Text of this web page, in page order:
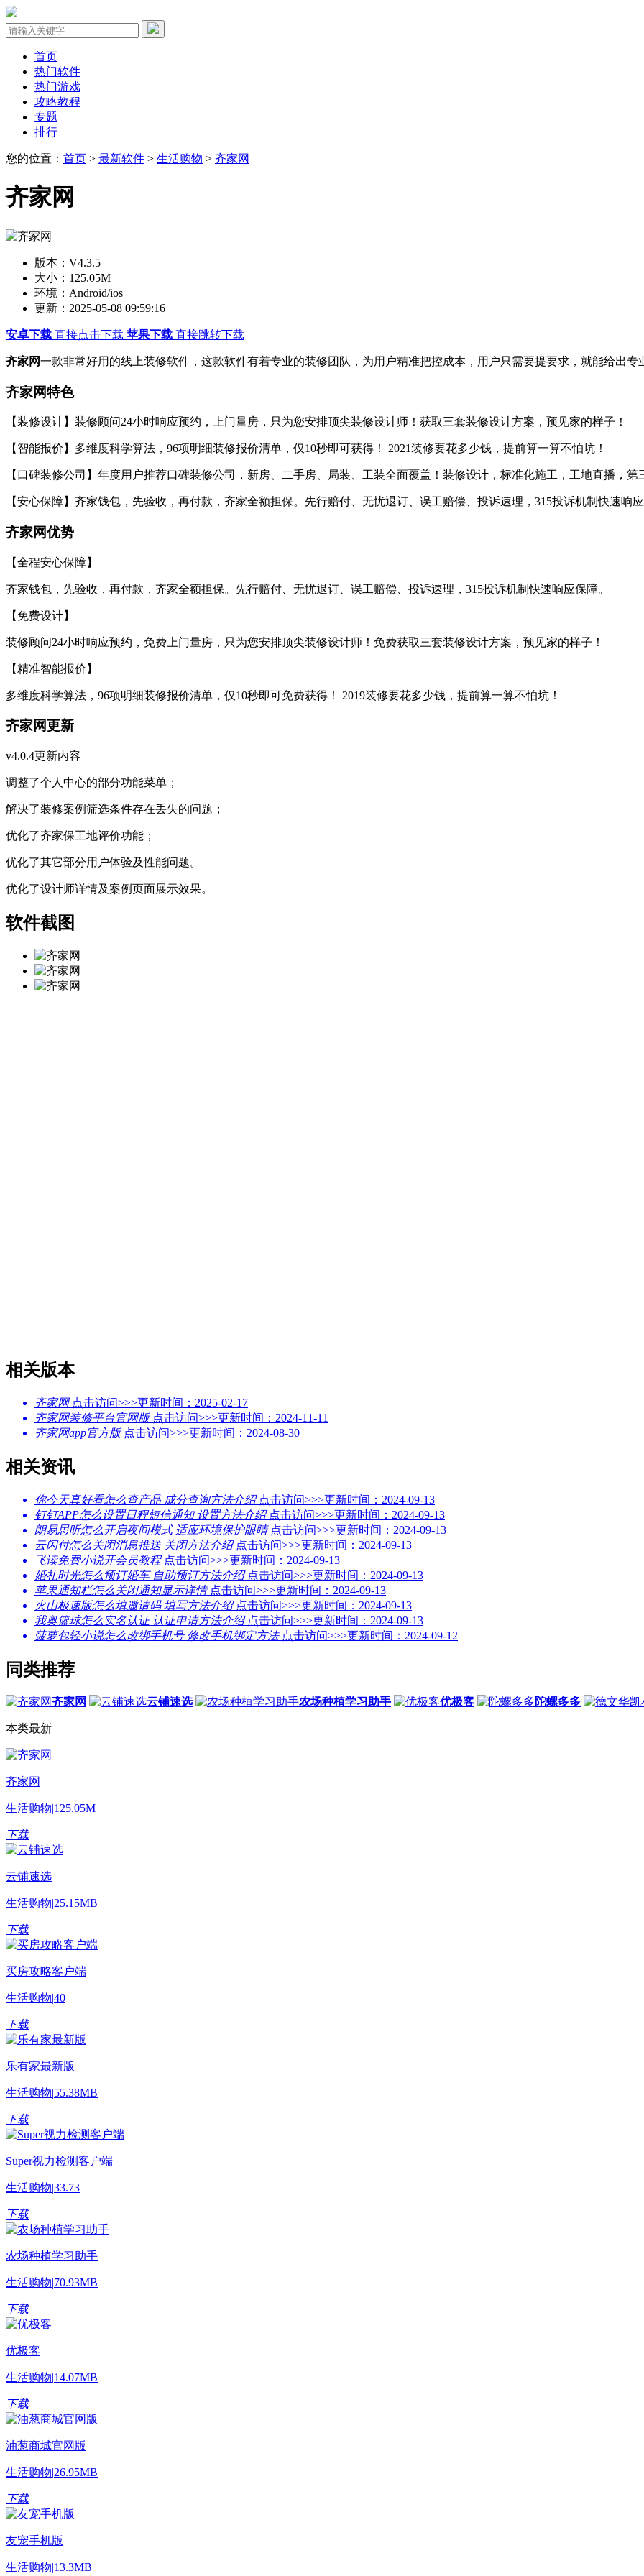
首页
热门软件
热门游戏
攻略教程
专题
排行
您的位置： 首页 > 最新软件 > 生活购物 > 齐家网
齐家网
版本：V4.3.5
大小：125.05M
环境：Android/ios
更新：2025-05-08 09:59:16
安卓下载 直接点击下载 苹果下载 直接跳转下载
齐家网一款非常好用的线上装修软件，这款软件有着专业的装修团队，为用户精准把控成本，用户只需要提要求，就能给出专
齐家网特色
【装修设计】装修顾问24小时响应预约，上门量房，只为您安排顶尖装修设计师！获取三套装修设计方案，预见家的样子！
【智能报价】多维度科学算法，96项明细装修报价清单，仅10秒即可获得！ 2021装修要花多少钱，提前算一算不怕坑！
【口碑装修公司】年度用户推荐口碑装修公司，新房、二手房、局装、工装全面覆盖！装修设计，标准化施工，工地直播，第
【安心保障】齐家钱包，先验收，再付款，齐家全额担保。先行赔付、无忧退订、误工赔偿、投诉速理，315投诉机制快速响应
齐家网优势
【全程安心保障】
齐家钱包，先验收，再付款，齐家全额担保。先行赔付、无忧退订、误工赔偿、投诉速理，315投诉机制快速响应保障。
【免费设计】
装修顾问24小时响应预约，免费上门量房，只为您安排顶尖装修设计师！免费获取三套装修设计方案，预见家的样子！
【精准智能报价】
多维度科学算法，96项明细装修报价清单，仅10秒即可免费获得！ 2019装修要花多少钱，提前算一算不怕坑！
齐家网更新
v4.0.4更新内容
调整了个人中心的部分功能菜单；
解决了装修案例筛选条件存在丢失的问题；
优化了齐家保工地评价功能；
优化了其它部分用户体验及性能问题。
优化了设计师详情及案例页面展示效果。
软件截图
相关版本
齐家网 点击访问>>>更新时间：2025-02-17
齐家网装修平台官网版 点击访问>>>更新时间：2024-11-11
齐家网app官方版 点击访问>>>更新时间：2024-08-30
相关资讯
你今天真好看怎么查产品 成分查询方法介绍 点击访问>>>更新时间：2024-09-13
钉钉APP怎么设置日程短信通知 设置方法介绍 点击访问>>>更新时间：2024-09-13
朗易思听怎么开启夜间模式 适应环境保护眼睛 点击访问>>>更新时间：2024-09-13
云闪付怎么关闭消息推送 关闭方法介绍 点击访问>>>更新时间：2024-09-13
飞读免费小说开会员教程 点击访问>>>更新时间：2024-09-13
婚礼时光怎么预订婚车 自助预订方法介绍 点击访问>>>更新时间：2024-09-13
苹果通知栏怎么关闭通知显示详情 点击访问>>>更新时间：2024-09-13
火山极速版怎么填邀请码 填写方法介绍 点击访问>>>更新时间：2024-09-13
我奥篮球怎么实名认证 认证申请方法介绍 点击访问>>>更新时间：2024-09-13
菠萝包轻小说怎么改绑手机号 修改手机绑定方法 点击访问>>>更新时间：2024-09-12
同类推荐
齐家网 云铺速选 农场种植学习助手 优极客 陀螺多多
本类最新
齐家网
生活购物|125.05M
下载
云铺速选
生活购物|25.15MB
下载
买房攻略客户端
生活购物|40
下载
乐有家最新版
生活购物|55.38MB
下载
Super视力检测客户端
生活购物|33.73
下载
农场种植学习助手
生活购物|70.93MB
下载
优极客
生活购物|14.07MB
下载
油葱商城官网版
生活购物|26.95MB
下载
友宠手机版
生活购物|13.3MB